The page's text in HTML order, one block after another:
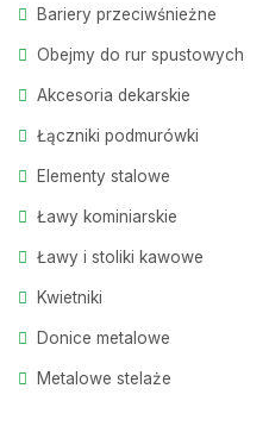
Bariery przeciwśnieżne
Obejmy do rur spustowych
Akcesoria dekarskie
Łączniki podmurówki
Elementy stalowe
Ławy kominiarskie
Ławy i stoliki kawowe
Kwietniki
Donice metalowe
Metalowe stelaże